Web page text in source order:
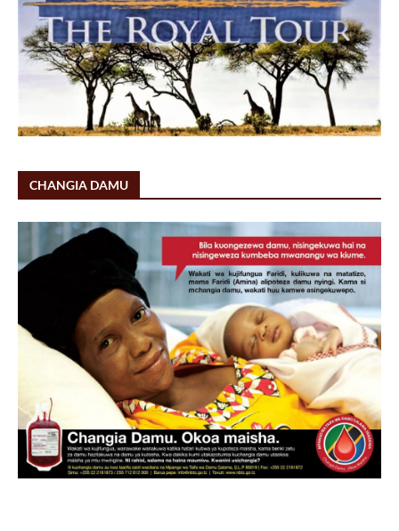
CHANGIA DAMU